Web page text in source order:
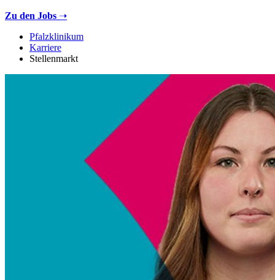
Zu den Jobs ➝
Pfalzklinikum
Karriere
Stellenmarkt